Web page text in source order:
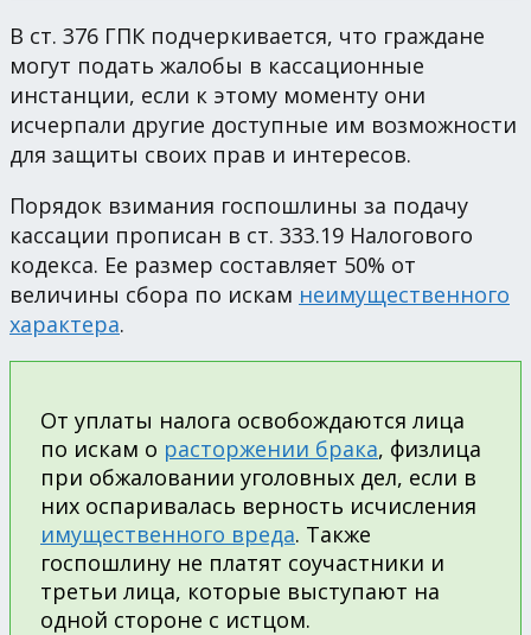
В ст. 376 ГПК подчеркивается, что граждане
могут подать жалобы в кассационные
инстанции, если к этому моменту они
исчерпали другие доступные им возможности
для защиты своих прав и интересов.
Порядок взимания госпошлины за подачу
кассации прописан в ст. 333.19 Налогового
кодекса. Ее размер составляет 50% от
величины сбора по искам неимущественного
характера.
От уплаты налога освобождаются лица
по искам о расторжении брака, физлица
при обжаловании уголовных дел, если в
них оспаривалась верность исчисления
имущественного вреда. Также
госпошлину не платят соучастники и
третьи лица, которые выступают на
одной стороне с истцом.